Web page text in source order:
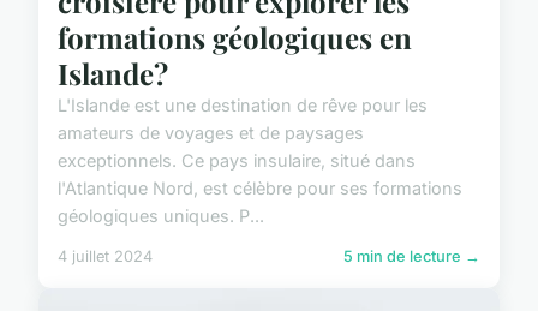
formations géologiques en
Islande?
L'Islande est une destination de rêve pour les
amateurs de voyages et de paysages
exceptionnels. Ce pays insulaire, situé dans
l'Atlantique Nord, est célèbre pour ses formations
géologiques uniques. P...
4 juillet 2024 5 min de lecture →